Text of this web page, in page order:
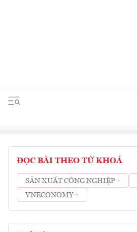
ĐỌC BÀI THEO TỪ KHOÁ
SẢN XUẤT CÔNG NGHIỆP
VNECONOMY